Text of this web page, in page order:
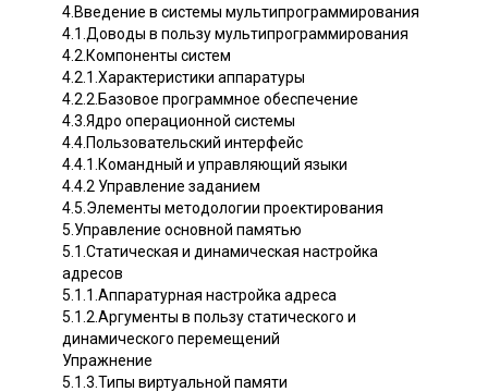
4.Введение в системы мультипрограммирования
4.1.Доводы в пользу мультипрограммирования
4.2.Компоненты систем
4.2.1.Характеристики аппаратуры
4.2.2.Базовое программное обеспечение
4.3.Ядро операционной системы
4.4.Пользовательский интерфейс
4.4.1.Командный и управляющий языки
4.4.2 Управление заданием
4.5.Элементы методологии проектирования
5.Управление основной памятью
5.1.Статическая и динамическая настройка
адресов
5.1.1.Аппаратурная настройка адреса
5.1.2.Аргументы в пользу статического и
динамического перемещений
Упражнение
5.1.3.Типы виртуальной памяти